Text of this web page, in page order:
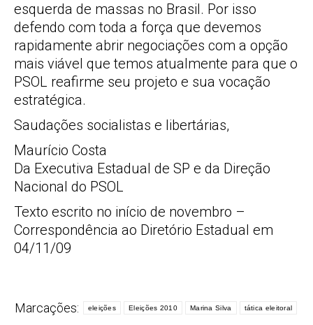
esquerda de massas no Brasil. Por isso
defendo com toda a força que devemos
rapidamente abrir negociações com a opção
mais viável que temos atualmente para que o
PSOL reafirme seu projeto e sua vocação
estratégica.
Saudações socialistas e libertárias,
Maurício Costa
Da Executiva Estadual de SP e da Direção
Nacional do PSOL
Texto escrito no início de novembro –
Correspondência ao Diretório Estadual em
04/11/09
Marcações: eleições Eleições 2010 Marina Silva tática eleitoral